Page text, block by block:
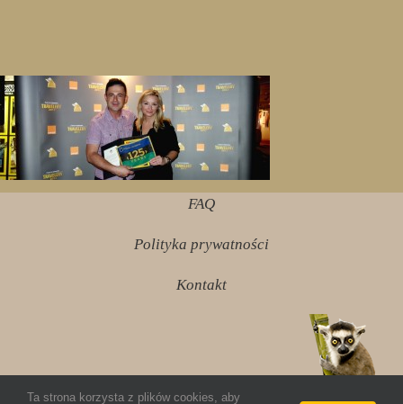
FAQ
Polityka prywatności
Kontakt
Ta strona korzysta z plików cookies, aby